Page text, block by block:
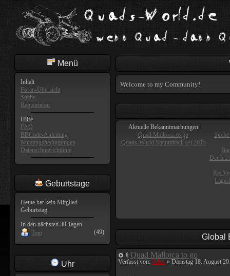
Menü
Inhalt
Foren-Übersicht
Suche
Registrieren
Hilfe
FAQ
BBCode-Anleitung
Nutzungsbedingungen
Datenschutzrichtlinie
Geburtstage
Heute hat kein Mitglied
Geburtstag
In den nächsten 30 Tagen
Tom
(49)
Uhr
Welcome to my Community!
Aktuelle Bekanntmachungen
Quad Mallorca to go
Quads-World Stammtisch (e) 2015
Der
Re:
Global
Quad Mallorca to go
Verfasst von: Joker » Dienstag 18. August